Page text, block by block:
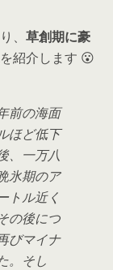
、 草創期に豪
紹介します 😮
前の海面
ほど低下
、一万八
氷期のア
トル近く
の後につ
びマイナ
。そし